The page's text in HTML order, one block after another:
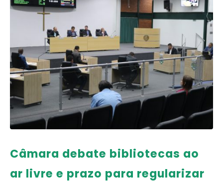
Câmara debate bibliotecas ao
ar livre e prazo para regularizar